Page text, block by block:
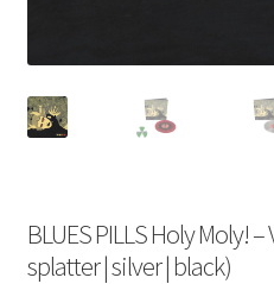
BLUES PILLS Holy Moly!
splatter | silver | black)